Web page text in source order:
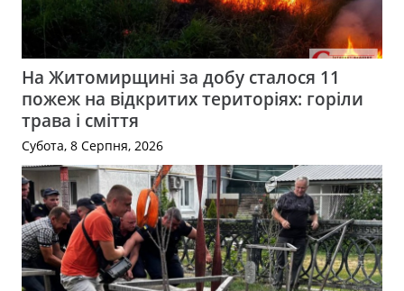
На Житомирщині за добу сталося 11
пожеж на відкритих територіях: горіли
трава і сміття
Субота, 8 Серпня, 2026